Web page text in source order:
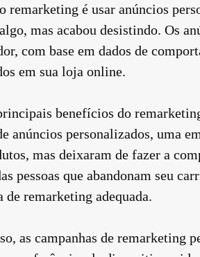
remarketing é usar anúncios
mas acabou desistindo. Os
com base em dados de
em sua loja online.
benefícios do
anúncios personalizados, uma
mas deixaram de fazer a
pessoas que abandonam seu
de remarketing adequada.
as campanhas de remarketing